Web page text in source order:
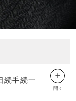
続手続一
＋
開く